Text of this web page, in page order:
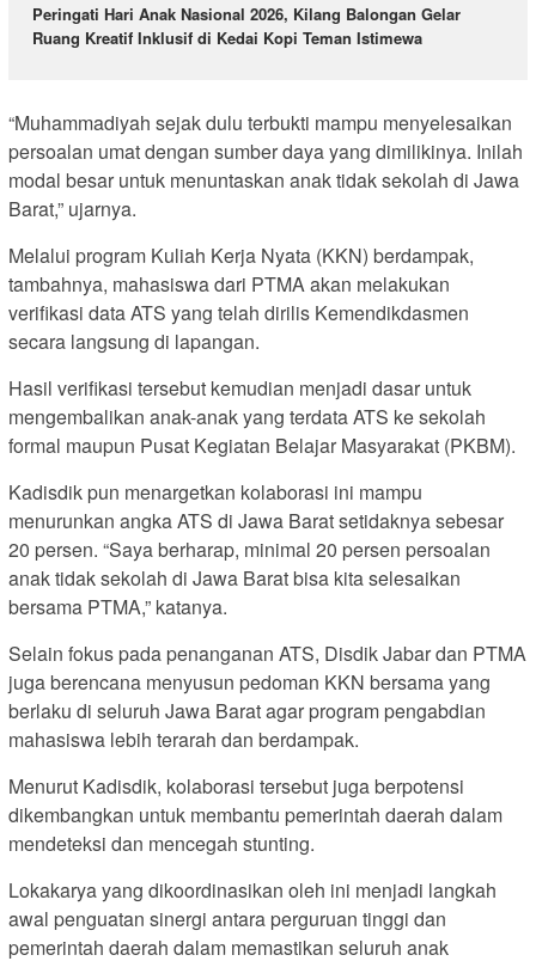
Peringati Hari Anak Nasional 2026, Kilang Balongan Gelar
Ruang Kreatif Inklusif di Kedai Kopi Teman Istimewa
“Muhammadiyah sejak dulu terbukti mampu menyelesaikan
persoalan umat dengan sumber daya yang dimilikinya. Inilah
modal besar untuk menuntaskan anak tidak sekolah di Jawa
Barat,” ujarnya.
Melalui program Kuliah Kerja Nyata (KKN) berdampak,
tambahnya, mahasiswa dari PTMA akan melakukan
verifikasi data ATS yang telah dirilis Kemendikdasmen
secara langsung di lapangan.
Hasil verifikasi tersebut kemudian menjadi dasar untuk
mengembalikan anak-anak yang terdata ATS ke sekolah
formal maupun Pusat Kegiatan Belajar Masyarakat (PKBM).
Kadisdik pun menargetkan kolaborasi ini mampu
menurunkan angka ATS di Jawa Barat setidaknya sebesar
20 persen. “Saya berharap, minimal 20 persen persoalan
anak tidak sekolah di Jawa Barat bisa kita selesaikan
bersama PTMA,” katanya.
Selain fokus pada penanganan ATS, Disdik Jabar dan PTMA
juga berencana menyusun pedoman KKN bersama yang
berlaku di seluruh Jawa Barat agar program pengabdian
mahasiswa lebih terarah dan berdampak.
Menurut Kadisdik, kolaborasi tersebut juga berpotensi
dikembangkan untuk membantu pemerintah daerah dalam
mendeteksi dan mencegah stunting.
Lokakarya yang dikoordinasikan oleh ini menjadi langkah
awal penguatan sinergi antara perguruan tinggi dan
pemerintah daerah dalam memastikan seluruh anak